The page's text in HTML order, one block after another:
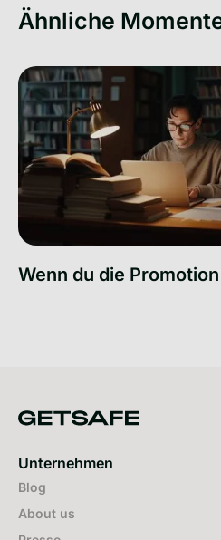
Ähnliche
Wenn du die
Unternehmen
Blog
About us